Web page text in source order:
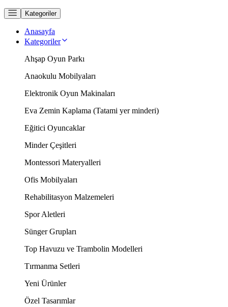
Kategoriler
Anasayfa
Kategoriler
Ahşap Oyun Parkı
Anaokulu Mobilyaları
Elektronik Oyun Makinaları
Eva Zemin Kaplama (Tatami yer minderi)
Eğitici Oyuncaklar
Minder Çeşitleri
Montessori Materyalleri
Ofis Mobilyaları
Rehabilitasyon Malzemeleri
Spor Aletleri
Sünger Grupları
Top Havuzu ve Trambolin Modelleri
Tırmanma Setleri
Yeni Ürünler
Özel Tasarımlar